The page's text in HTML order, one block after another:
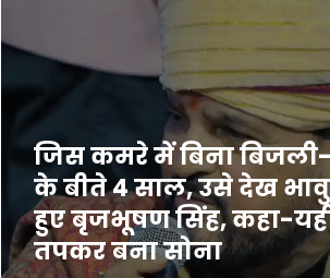
जिस कमरे में बिना
के बीते 4 साल, उसे देख
हुए बृजभूषण सिंह, कहा-
तपकर बना सोना